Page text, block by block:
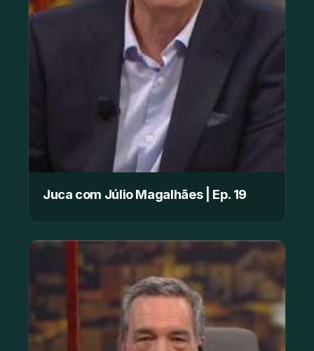
Juca com Júlio Magalhães | Ep. 19